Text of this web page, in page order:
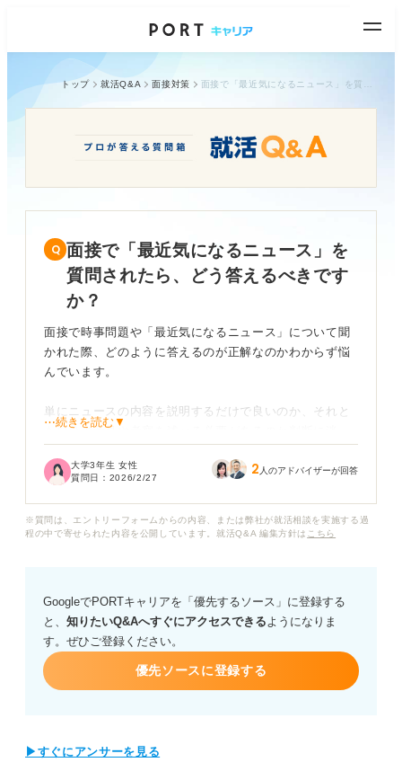
トップ 就活Q&A 面接対策
面接で「最近気になるニュース」を
質問されたら、どう答えるべきです
か？
面接で時事問題や「最近気になるニュース」について聞
かれた際、どのように答えるのが正解なのかわからず悩
んでいます。
単にニュースの内容を説明するだけで良いのか、それと
も自分の意見や考察を述べる必要があるのか判断に迷っ
きでしょうか？
しまっても大丈夫なのか、それとも関連性が高いニュー
ュースの選び方、構成の仕方について教えていただけま
すか？
⋯続きを読む▼
大学3年生 女性
質問日： 2026/2/27 2 人のアドバイザーが回答
※質問は、エントリーフォームからの内容、または弊社が就活相談を実施する過
程の中で寄せられた内容を公開しています。就活Q&A 編集方針は こちら
GoogleでPORTキャリアを「優先するソース」に登録する
と、 知りたいQ&Aへすぐにアクセスできるようになりま
す。ぜひご登録ください。
優先ソースに登録する
▶すぐにアンサーを見る